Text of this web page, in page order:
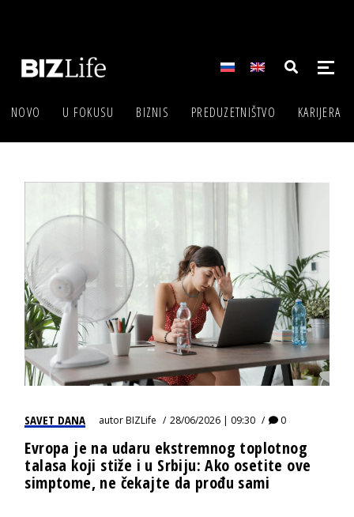
NOVO U FOKUSU BIZNIS PREDUZETNIŠTVO KARIJERA
SAVET DANA autorBIZLife 28/06/2026 | 09:30 0
Evropa je na udaru ekstremnog toplotnog
talasa koji stiže i u Srbiju: Ako osetite ove
simptome, ne čekajte da prođu sami